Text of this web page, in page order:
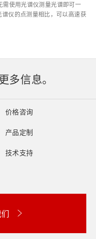
需使用光谱仪测量光谱即可一
仪的点测量相比，可以高速获
多信息。
价格咨询
产品定制
技术支持